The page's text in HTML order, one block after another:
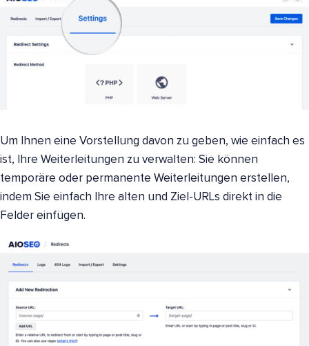
Um Ihnen eine Vorstellung davon zu geben, wie einfach es
ist, Ihre Weiterleitungen zu verwalten: Sie können
temporäre oder permanente Weiterleitungen erstellen,
indem Sie einfach Ihre alten und Ziel-URLs direkt in die
Felder einfügen.